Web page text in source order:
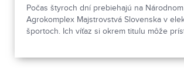
Počas štyroch dní prebiehajú na
Agrokomplex Majstrovstvá Slovenska v
športoch. Ich víťaz si okrem titulu môže